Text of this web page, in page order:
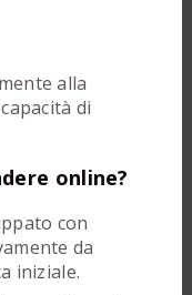
alla
di
online?
con
da
iniziale.